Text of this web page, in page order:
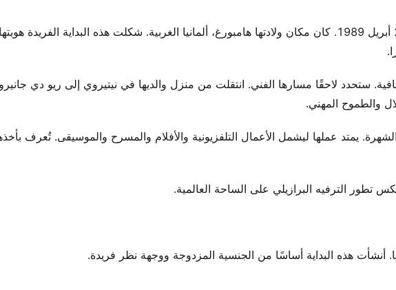
ولدت صوفيا شارلوت وولف دا سيلفا في 29 أبريل 1989. كان مكان ولادتها هامبورغ، ألمانيا الغربية. شكلت هذه البداية الفريدة
ثقافية. ستحدد لاحقًا مسارها الفني. انتقلت من منزل والديها في نيتيروي إلى ريو دي
والطموح المهني.
يمتد عملها ليشمل الأعمال التلفزيونية والأفلام والمسرح والموسيقى. تُعرف
الترفيه البرازيلي على الساحة العالمية.
أنشأت هذه البداية أساسًا من الجنسية المزدوجة ووجهة نظر فريدة.